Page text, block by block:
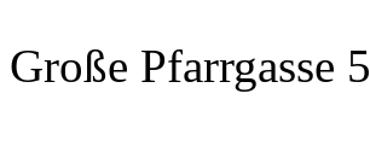
Große Pfarrgasse